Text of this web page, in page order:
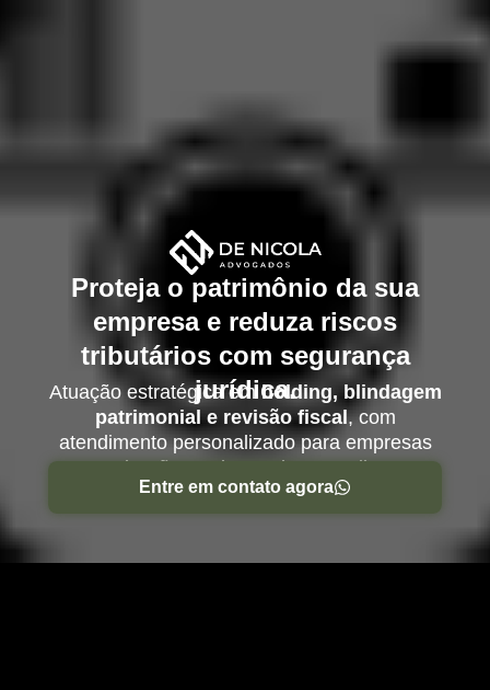
Proteja o patrimônio da sua
empresa e reduza riscos
tributários com segurança
jurídica.
Atuação estratégica emholding, blindagem
patrimonial e revisão fiscal, com
atendimento personalizado para empresas
de São Paulo e todo o Brasil.
Entre em contato agora